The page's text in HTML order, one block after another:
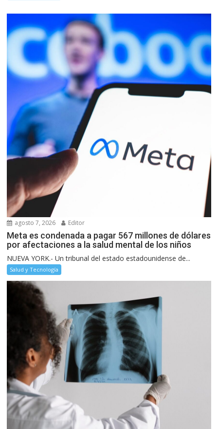
agosto 7, 2026 Editor
Meta es condenada a pagar 567 millones de dólares
por afectaciones a la salud mental de los niños
NUEVA YORK.- Un tribunal del estado estadounidense de...
Salud y Tecnología